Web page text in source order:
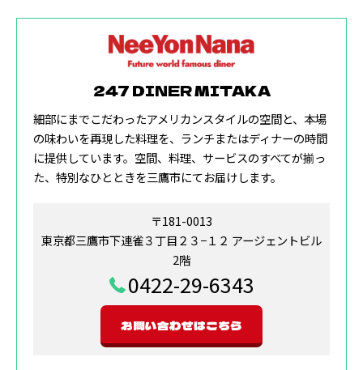
247 DINER MITAKA
細部にまでこだわったアメリカンスタイルの空間と、本場
の味わいを再現した料理を、ランチまたはディナーの時間
に提供しています。空間、料理、サービスのすべてが揃っ
た、特別なひとときを三鷹市にてお届けします。
〒181-0013
東京都三鷹市下連雀３丁目２３−１２ アージェントビル
2階
0422-29-6343
お問い合わせはこちら